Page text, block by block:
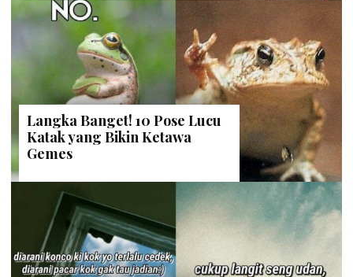
Langka Banget! 10 Pose Lucu
Katak yang Bikin Ketawa
Gemes